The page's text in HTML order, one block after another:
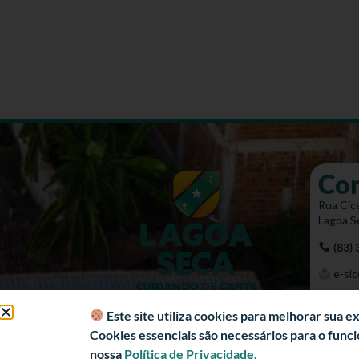
Rua
Lagoa
(83)
e-
Este site utiliza cookies para melhorar sua
Cookies essenciais são necessários para o
nossa Política de Privacidade.